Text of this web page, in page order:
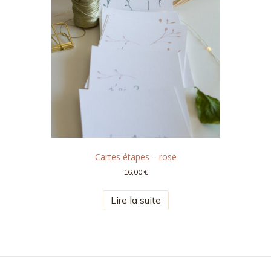
Cartes étapes – rose
16,00€
Lire la suite